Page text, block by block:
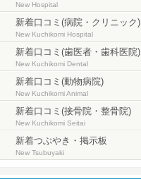
New Hospital
新着口コミ(病院・クリニック)
New Kuchikomi Hospital
新着口コミ(歯医者・歯科医院)
New Kuchikomi Dental
新着口コミ(動物病院)
New Kuchikomi Animal
新着口コミ(接骨院・整骨院)
New Kuchikomi Seitai
新着つぶやき・掲示板
New Tsubuyaki